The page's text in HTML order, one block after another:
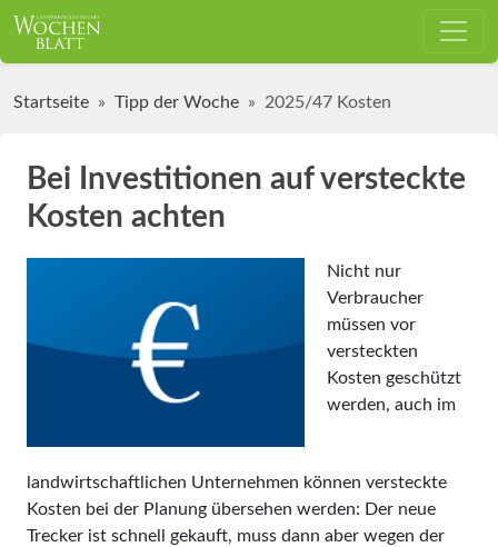
Startseite Tipp der Woche 2025/47 Kosten
Bei Investitionen auf versteckte
Kosten achten
Nicht nur
Verbraucher
müssen vor
versteckten
Kosten geschützt
werden, auch im
landwirtschaftlichen Unternehmen können versteckte
Kosten bei der Planung übersehen werden: Der neue
Trecker ist schnell gekauft, muss dann aber wegen der